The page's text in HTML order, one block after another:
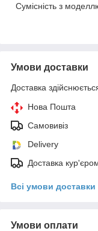
Сумісність з
Умови доставки
Доставка
Нова Пошта
Самовивіз
Delivery
Доставка
Всі умови доставки
Умови оплати